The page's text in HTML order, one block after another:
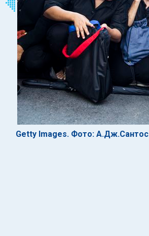
Getty Images. Фото: А.Дж.Сантос